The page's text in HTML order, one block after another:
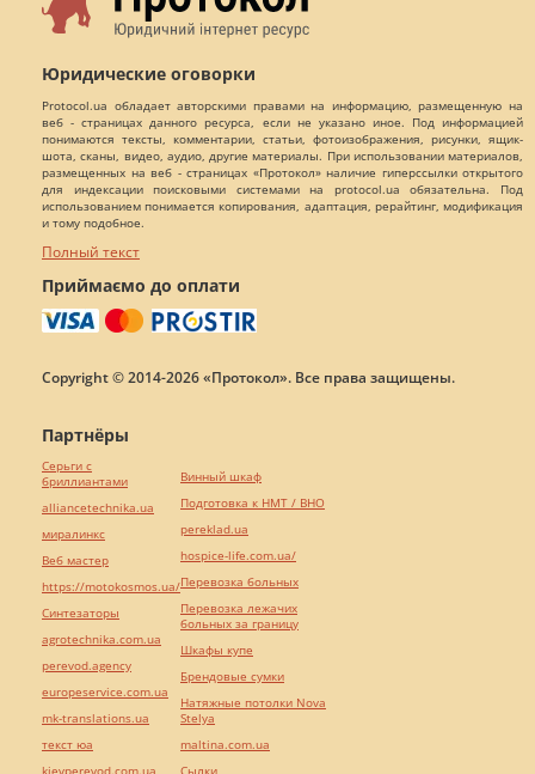
Юридические оговорки
Protocol.ua обладает авторскими правами на информацию, размещенную на
веб - страницах данного ресурса, если не указано иное. Под информацией
понимаются тексты, комментарии, статьи, фотоизображения, рисунки, ящик-
шота, сканы, видео, аудио, другие материалы. При использовании материалов,
размещенных на веб - страницах «Протокол» наличие гиперссылки открытого
для индексации поисковыми системами на protocol.ua обязательна. Под
использованием понимается копирования, адаптация, рерайтинг, модификация
и тому подобное.
Полный текст
Приймаємо до оплати
Copyright © 2014-2026 «Протокол». Все права защищены.
Партнёры
Серьги с
бриллиантами
alliancetechnika.ua
миралинкс
Веб мастер
https://motokosmos.ua/
Синтезаторы
agrotechnika.com.ua
perevod.agency
europeservice.com.ua
mk-translations.ua
текст юа
Винный шкаф
Подготовка к НМТ / ВНО
pereklad.ua
hospice-life.com.ua/
Перевозка больных
Перевозка лежачих
больных за границу
Шкафы купе
Брендовые сумки
Натяжные потолки Nova
Stelya
maltina.com.ua